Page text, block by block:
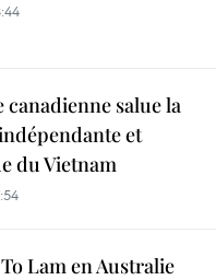
canadienne salue la
et
du Vietnam
Lam en Australie